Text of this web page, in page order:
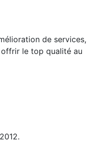
de services,
le top qualité au